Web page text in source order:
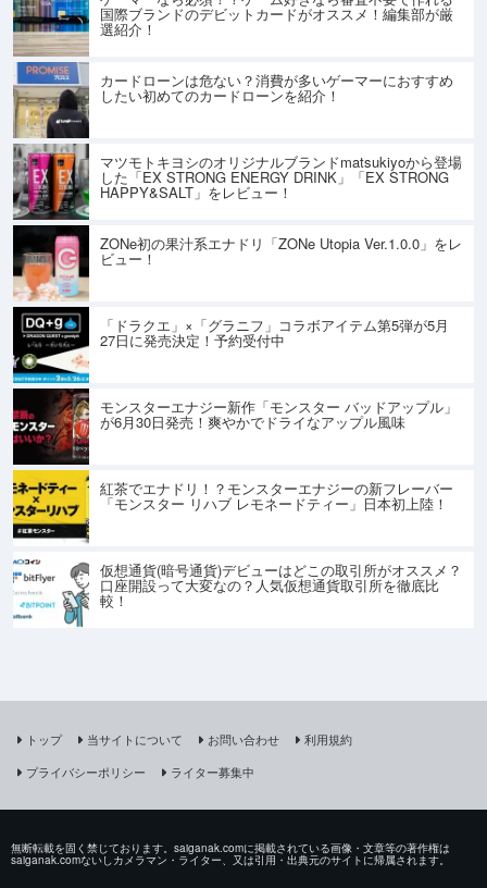
国際ブランドのデビットカードがオススメ！編集部が厳
選紹介！
カードローンは危ない？消費が多いゲーマーにおすすめ
したい初めてのカードローンを紹介！
マツモトキヨシのオリジナルブランドmatsukiyoから登場
した「EX STRONG ENERGY DRINK」「EX STRONG
HAPPY&SALT」をレビュー！
ZONe初の果汁系エナドリ「ZONe Utopia Ver.1.0.0」をレ
ビュー！
「ドラクエ」×「グラニフ」コラボアイテム第5弾が5月
27日に発売決定！予約受付中
モンスターエナジー新作「モンスター バッドアップル」
が6月30日発売！爽やかでドライなアップル風味
紅茶でエナドリ！？モンスターエナジーの新フレーバー
「モンスター リハブ レモネードティー」日本初上陸！
仮想通貨(暗号通貨)デビューはどこの取引所がオススメ？
口座開設って大変なの？人気仮想通貨取引所を徹底比
較！
トップ 当サイトについて お問い合わせ
利用規約
プライバシーポリシー
ライター募集中
無断転載を固く禁じております。saiganak.comに掲載されている画像・文章等の著作権は
saiganak.comないしカメラマン・ライター、又は引用・出典元のサイトに帰属されます。